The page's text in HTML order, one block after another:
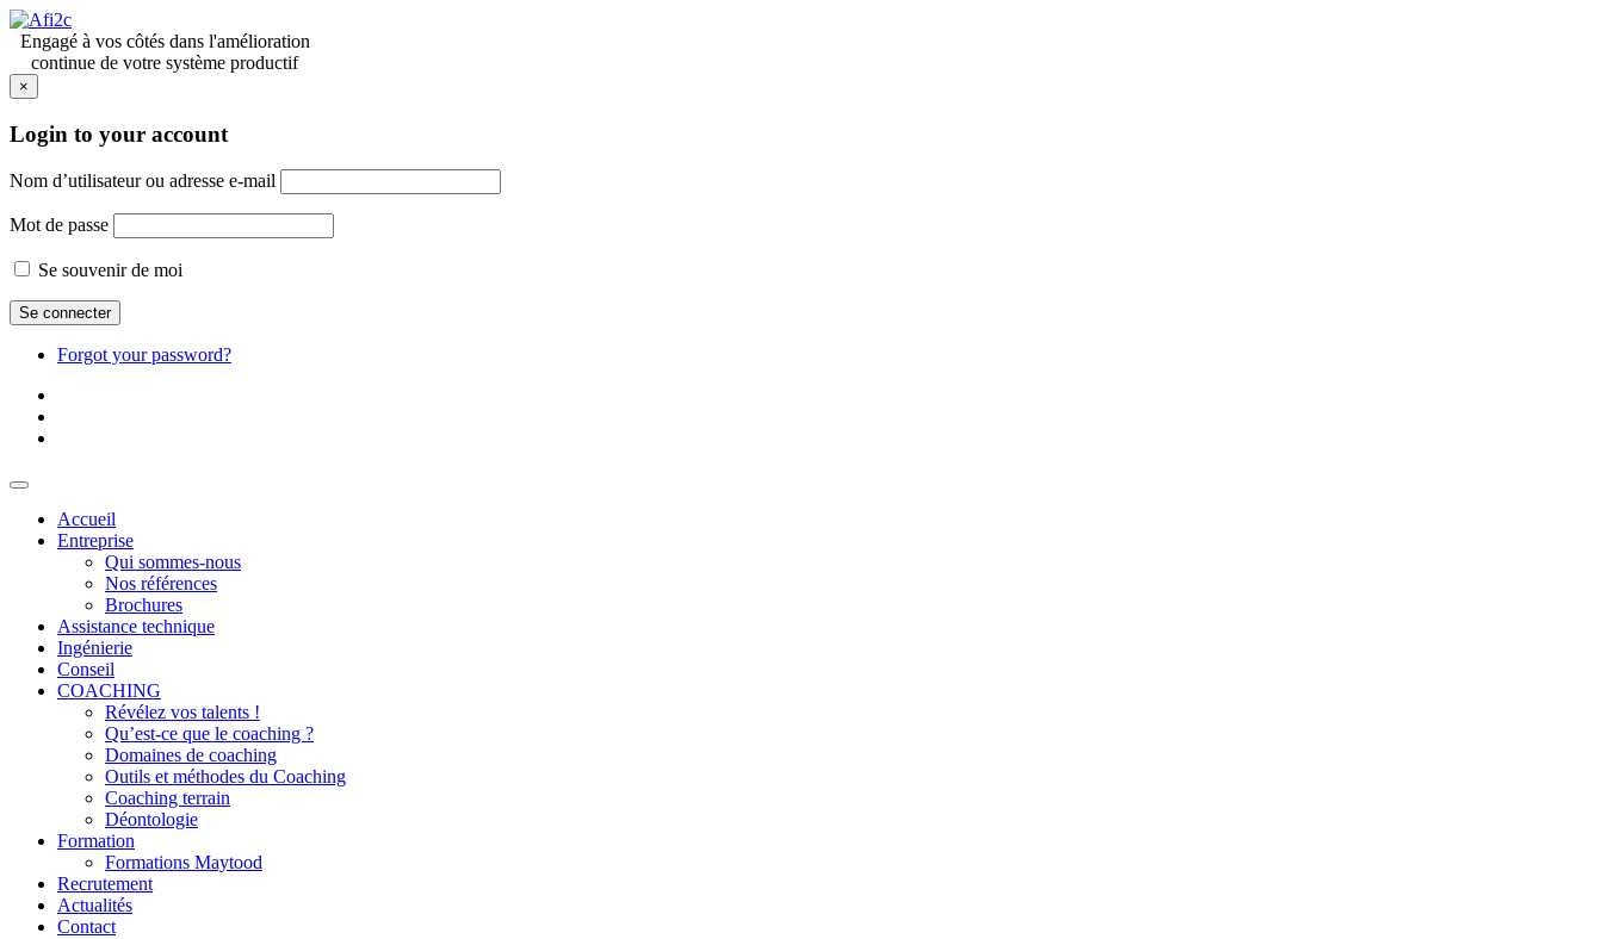
Engagé à vos côtés dans l'amélioration
continue de votre système productif
×
Login to your account
Nom d’utilisateur ou adresse e-mail
Mot de passe
Se souvenir de moi
Forgot your password?
Accueil
Entreprise
Qui sommes-nous
Nos références
Brochures
Assistance technique
Ingénierie
Conseil
COACHING
Révélez vos talents !
Qu’est-ce que le coaching ?
Domaines de coaching
Outils et méthodes du Coaching
Coaching terrain
Déontologie
Formation
Formations Maytood
Recrutement
Actualités
Contact